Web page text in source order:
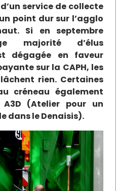
service de collecte
point dur sur l’agglo
Si en septembre
majorité d’élus
dégagée en faveur
sur la CAPH, les
rien. Certaines
créneau également
A3D (Atelier pour un
dans le Denaisis).